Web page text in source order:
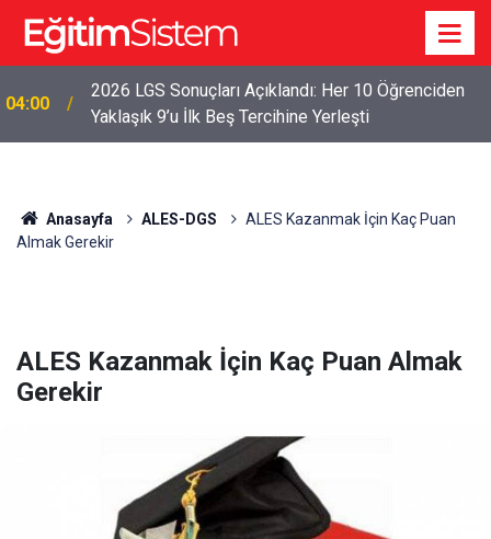
04:00
2026 LGS Sonuçları Açıklandı: Her 10 Öğrenciden
Yaklaşık 9’u İlk Beş Tercihine Yerleşti
Anasayfa ALES-DGS
ALES Kazanmak İçin Kaç Puan
Almak Gerekir
ALES Kazanmak İçin Kaç Puan Almak
Gerekir